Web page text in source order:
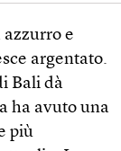
azzurro e
argentato.
Bali dà
ha avuto una
più